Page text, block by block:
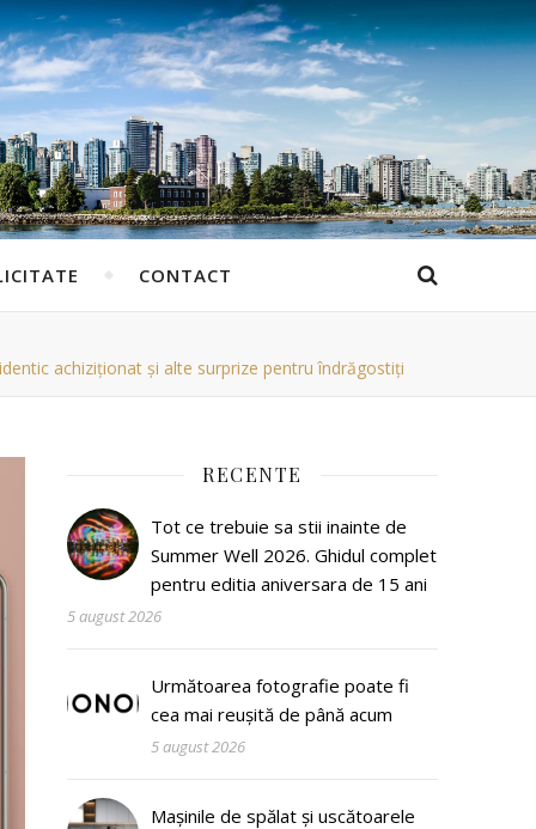
CONTACT
achiziționat și alte surprize pentru îndrăgostiți
RECENTE
Tot ce trebuie sa stii inainte de
Summer Well 2026. Ghidul complet
pentru editia aniversara de 15 ani
5 august 2026
Următoarea fotografie poate fi
cea mai reușită de până acum
5 august 2026
Mașinile de spălat și uscătoarele